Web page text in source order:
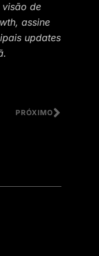
de
assine
updates
PRÓXIMO